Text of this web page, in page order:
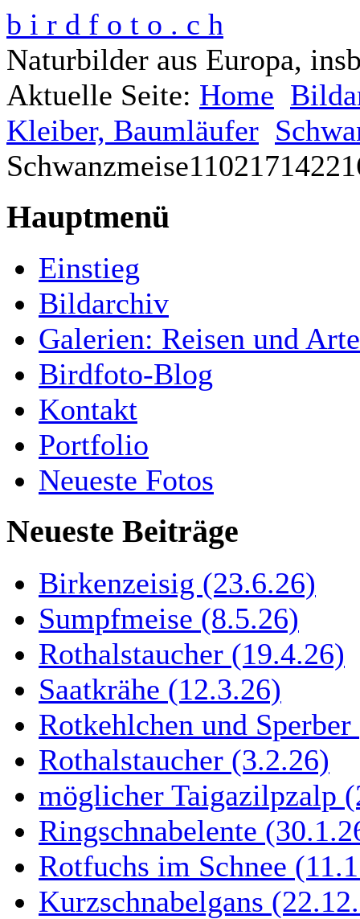
b i r d f o t o . c h
Naturbilder aus Europa,
Aktuelle Seite: Home
Kleiber, Baumläufer
Hauptmenü
Einstieg
Bildarchiv
Galerien: Reisen und
Birdfoto-Blog
Kontakt
Portfolio
Neueste Fotos
Neueste Beiträge
Birkenzeisig (23.6.26)
Sumpfmeise (8.5.26)
Rothalstaucher (19.4.26)
Saatkrähe (12.3.26)
Rotkehlchen und
Rothalstaucher (3.2.26)
möglicher Taigazilpzalp
Ringschnabelente
Rotfuchs im Schnee
Kurzschnabelgans